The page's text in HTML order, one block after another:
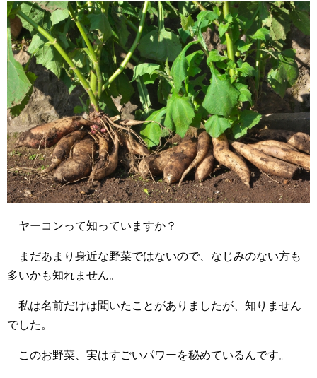
ヤーコンって知っていますか？
まだあまり身近な野菜ではないので、なじみのない方も
多いかも知れません。
私は名前だけは聞いたことがありましたが、知りません
でした。
このお野菜、実はすごいパワーを秘めているんです。